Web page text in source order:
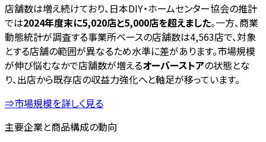
店舗数は増え続けており、日本DIY・ホームセンター協会の推計
では2024年度末に5,020店と5,000店を超えました。一方、商業
動態統計が調査する事業所ベースの店舗数は4,563店で、対象
とする店舗の範囲が異なるため水準に差があります。市場規模
が伸び悩むなかで店舗数が増えるオーバーストアの状態とな
り、出店から既存店の収益力強化へと軸足が移っています。
⇒市場規模を詳しく見る
主要企業と商品構成の動向